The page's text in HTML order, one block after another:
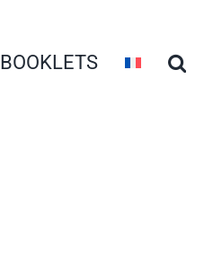
BOOKLETS